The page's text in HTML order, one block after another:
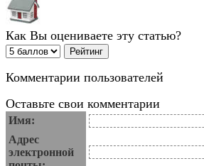
Как Вы оцениваете эту статью?
Комментарии пользователей
Оставьте свои комментарии
Имя:
Адрес
электронной